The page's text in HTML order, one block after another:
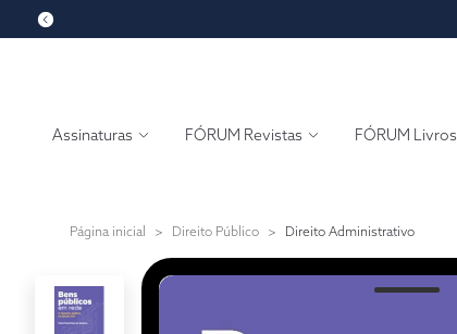
Assinaturas FÓRUM Revistas FÓRUM Livros
Página inicial > Direito Público > Direito Administrativo